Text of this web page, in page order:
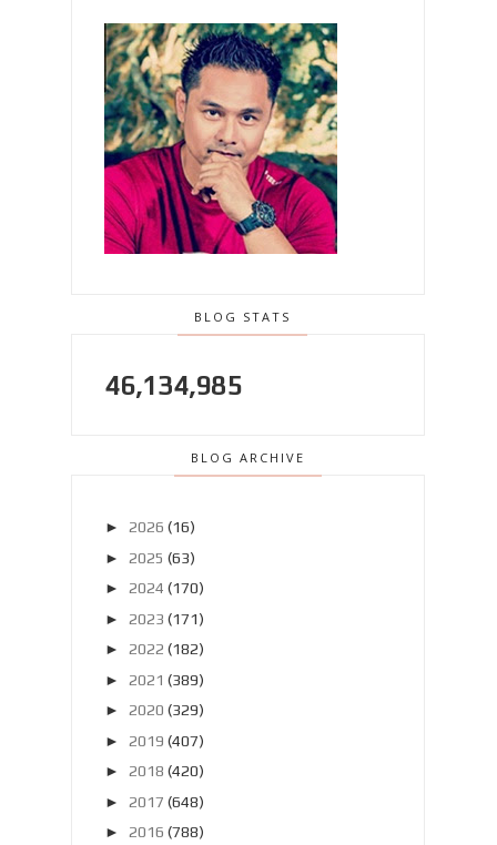
BLOG STATS
46,134,985
BLOG ARCHIVE
► 2026 (16)
► 2025 (63)
► 2024 (170)
► 2023 (171)
► 2022 (182)
► 2021 (389)
► 2020 (329)
► 2019 (407)
► 2018 (420)
► 2017 (648)
► 2016 (788)